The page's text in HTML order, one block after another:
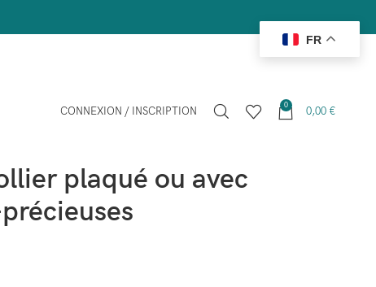
CONNEXION / INSCRIPTION 0 0,00 €
N2915018 Collier plaqué ou avec pierres semi-précieuses
plaqué ou avec
FR